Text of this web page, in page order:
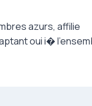
azurs, affilie
oui i�